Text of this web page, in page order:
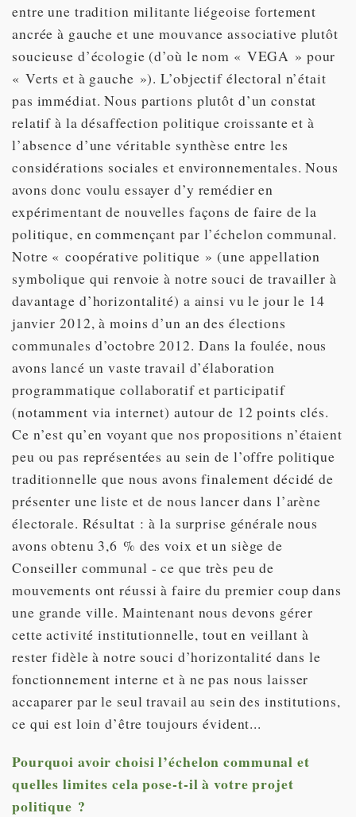
entre une tradition militante liégeoise fortement
ancrée à gauche et une mouvance associative plutôt
soucieuse d’écologie (d’où le nom « VEGA » pour
« Verts et à gauche »). L’objectif électoral n’était
pas immédiat. Nous partions plutôt d’un constat
relatif à la désaffection politique croissante et à
l’absence d’une véritable synthèse entre les
considérations sociales et environnementales. Nous
avons donc voulu essayer d’y remédier en
expérimentant de nouvelles façons de faire de la
politique, en commençant par l’échelon communal.
Notre « coopérative politique » (une appellation
symbolique qui renvoie à notre souci de travailler à
davantage d’horizontalité) a ainsi vu le jour le 14
janvier 2012, à moins d’un an des élections
communales d’octobre 2012. Dans la foulée, nous
avons lancé un vaste travail d’élaboration
programmatique collaboratif et participatif
(notamment via internet) autour de 12 points clés.
Ce n’est qu’en voyant que nos propositions n’étaient
peu ou pas représentées au sein de l’offre politique
traditionnelle que nous avons finalement décidé de
présenter une liste et de nous lancer dans l’arène
électorale. Résultat : à la surprise générale nous
avons obtenu 3,6 % des voix et un siège de
Conseiller communal - ce que très peu de
mouvements ont réussi à faire du premier coup dans
une grande ville. Maintenant nous devons gérer
cette activité institutionnelle, tout en veillant à
rester fidèle à notre souci d’horizontalité dans le
fonctionnement interne et à ne pas nous laisser
accaparer par le seul travail au sein des institutions,
ce qui est loin d’être toujours évident...
Pourquoi avoir choisi l’échelon communal et
quelles limites cela pose-t-il à votre projet
politique ?